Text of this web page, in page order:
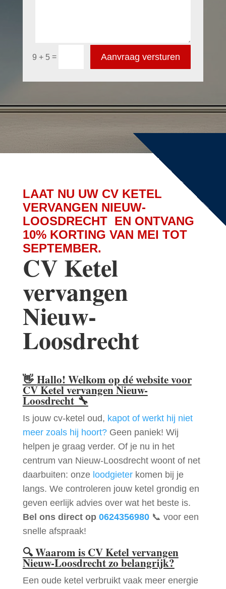
9 + 5= Aanvraag versturen
LAAT NU UW CV KETEL
VERVANGEN NIEUW-
LOOSDRECHT EN ONTVANG
10% KORTING VAN MEI TOT
SEPTEMBER.
CV Ketel
vervangen
Nieuw-
Loosdrecht
👋 Hallo! Welkom op dé website voor
CV Ketel vervangen Nieuw-
Loosdrecht🔧
Is jouw cv-ketel oud, kapot of werkt hij niet
meer zoals hij hoort?Geen paniek! Wij
helpen je graag verder. Of je nu in het
centrum van Nieuw-Loosdrecht woont of net
daarbuiten: onze loodgieterkomen bij je
langs. We controleren jouw ketel grondig en
geven eerlijk advies over wat het beste is.
Bel ons direct op 0624356980📞 voor een
snelle afspraak!
🔍Waarom is CV Ketel vervangen
Nieuw-Loosdrecht zo belangrijk?
Een oude ketel verbruikt vaak meer energie